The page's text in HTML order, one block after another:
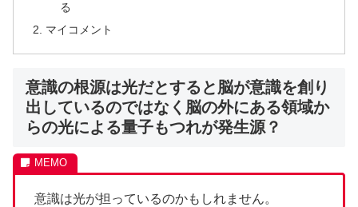
る
マイコメント
意識の根源は光だとすると脳が意識を創り
出しているのではなく脳の外にある領域か
らの光による量子もつれが発生源？
意識は光が担っているのかもしれません。